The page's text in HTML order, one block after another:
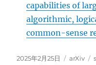
capabilities of
algorithmic,
common-sense
投
2025年2月25日
カ
arXiv